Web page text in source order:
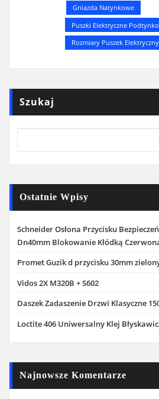
Gniazda Natynkowe
Puszki Elektryczne
Rozmiary Puszek
Szukaj
Ostatnie Wpisy
Schneider Osłona Przycisku
Dn40mm Blokowanie Kłódką
Promet Guzik d przycisku 30mm
Vidos 2X M320B + S602
Daszek Zadaszenie Drzwi Klasyczne
Loctite 406 Uniwersalny Klej
Najnowsze Komentarze